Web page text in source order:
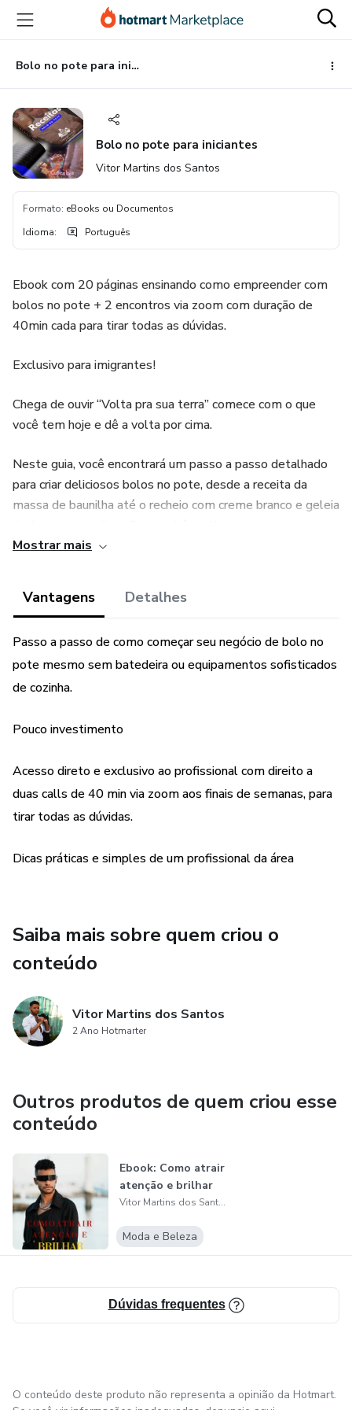
para
conteúdo
principal
para
pagamento
para
rodapé
Bolo no pote para iniciantes
Bolo no pote para iniciantes
Vitor Martins dos Santos
Formato: eBooks ou Documentos
Idioma: Português
Ebook com 20 páginas ensinando como empreender com
bolos no pote + 2 encontros via zoom com duração de
40min cada para tirar todas as dúvidas.
Exclusivo para imigrantes!
Chega de ouvir “Volta pra sua terra” comece com o que
você tem hoje e dê a volta por cima.
Neste guia, você encontrará um passo a passo detalhado
para criar deliciosos bolos no pote, desde a receita da
massa de baunilha até o recheio com creme branco e geleia
deliciosos cupcakes de chocolate. Prepare-se para
oportunidade de negócio.
O texto abrange desde a preparação dos elementos
básicos do bolo no pote até dicas de empreendedorismo,
proporcionando uma leitura completa para quem deseja
Mostrar mais
Vantagens Detalhes
Passo a passo de como começar seu negócio de bolo no
pote mesmo sem batedeira ou equipamentos sofisticados
de cozinha.
Pouco investimento
Acesso direto e exclusivo ao profissional com direito a
duas calls de 40 min via zoom aos finais de semanas, para
tirar todas as dúvidas.
Dicas práticas e simples de um profissional da área
Saiba mais sobre quem criou o
conteúdo
Vitor Martins dos Santos
2 Ano Hotmarter
Outros produtos de quem criou esse
conteúdo
Ebook: Como atrair
atenção e brilhar
Vitor Martins dos Santos
Moda e Beleza
Dúvidas frequentes
O conteúdo deste produto não representa a opinião da Hotmart.